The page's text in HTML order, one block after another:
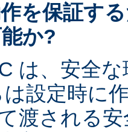
を保証す
か?
は、安全
設定時に
渡される